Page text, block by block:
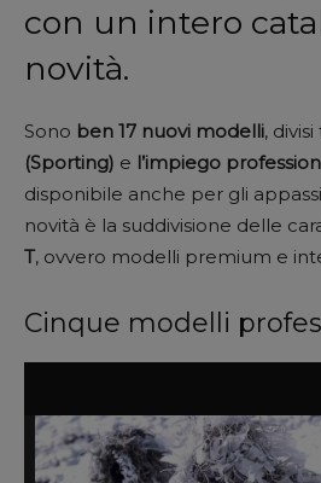
con un intero
novità.
Sono ben 17 nuovi modelli, divisi
(Sporting) e l’impiego
disponibile anche per gli
novità è la suddivisione delle
T, ovvero modelli premium e
Cinque modelli